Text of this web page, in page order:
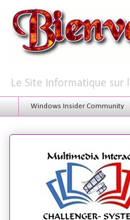
Le Site Informatique sur
Windows Insider Community